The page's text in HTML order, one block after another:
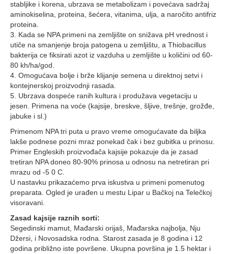
stabljike i korena, ubrzava se metabolizam i povećava sadržaj
aminokiselina, proteina, šećera, vitanima, ulja, a naročito antifriz
proteina.
3. Kada se NPA primeni na zemljište on snižava pH vrednost i
utiče na smanjenje broja patogena u zemljištu, a Thiobacillus
bakterija ce fiksirati azot iz vazduha u zemljište u količini od 60-
80 kh/ha/god.
4. Omogućava bolje i brže klijanje semena u direktnoj setvi i
kontejnerskoj proizvodnji rasada.
5. Ubrzava dospeće ranih kultura i produžava vegetaciju u
jesen. Primena na voće (kajsije, breskve, šljive, trešnje, grožđe,
jabuke i sl.)
Primenom NPA tri puta u pravo vreme omogućavate da biljka
lakše podnese pozni mraz ponekad čak i bez gubitka u prinosu.
Primer Engleskih proizvođača kajsije pokazuje da je zasad
tretiran NPA doneo 80-90% prinosa u odnosu na netretiran pri
mrazu od -5 0 C.
U nastavku prikazaćemo prva iskustva u primeni pomenutog
preparata. Ogled je urađen u mestu Lipar u Bačkoj na Telečkoj
visoravani.
Zasad kajsije raznih sorti:
Segedinski mamut, Mađarski orijaš, Mađarska najbolja, Nju
Džersi, i Novosadska rodna. Starost zasada je 8 godina i 12
godina približno iste površene. Ukupna površina je 1.5 hektar i